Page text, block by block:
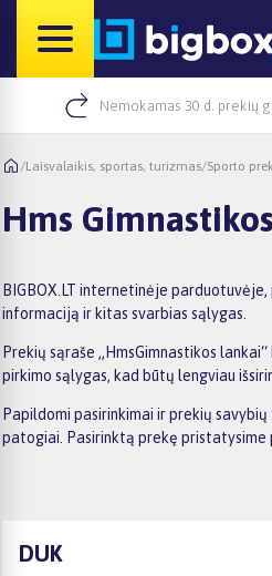
Nemokamas 30 d. prekių
/Laisvalaikis, sportas, turizmas/Sporto
Hms
BIGBOX.LT internetinėje
informaciją ir kitas svarbias sąlygas.
Prekių sąraše „HmsGimnastikos
pirkimo sąlygas, kad būtų lengviau
Papildomi pasirinkimai ir prekių
patogiai. Pasirinktą prekę pristatysime
DUK